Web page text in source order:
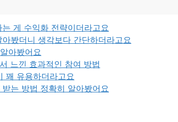
게 수익화 전략이더라고요
봤더니 생각보다 간단하더라고요
아봤어요
느낀 효과적인 참여 방법
꽤 유용하더라고요
는 방법 정확히 알아봤어요